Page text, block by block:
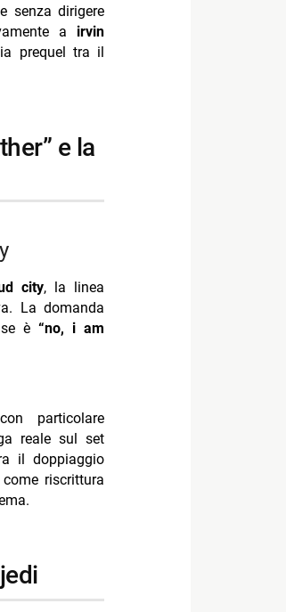
senza dirigere
a irvin
prequel tra il
city, la linea
La domanda
è“no, i am
particolare
reale sul set
il doppiaggio
riscrittura